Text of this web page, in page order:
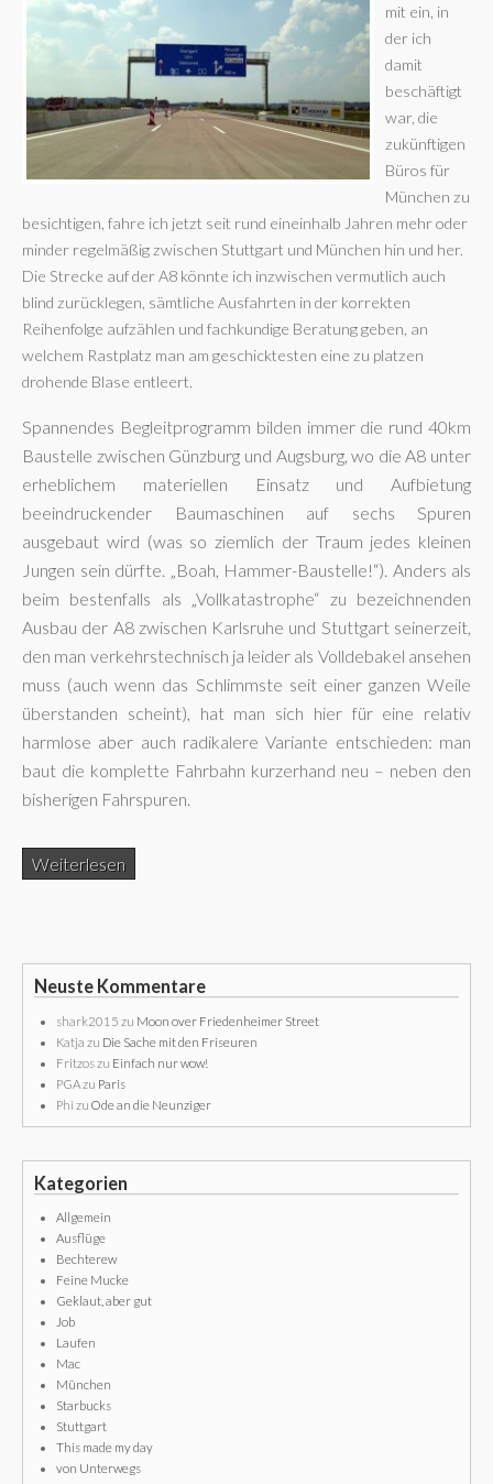
mit ein, in
der ich
damit
beschäftigt
war, die
zukünftigen
Büros für
München zu
besichtigen, fahre ich jetzt seit rund eineinhalb Jahren mehr oder
minder regelmäßig zwischen Stuttgart und München hin und her.
Die Strecke auf der A8 könnte ich inzwischen vermutlich auch
blind zurücklegen, sämtliche Ausfahrten in der korrekten
Reihenfolge aufzählen und fachkundige Beratung geben, an
welchem Rastplatz man am geschicktesten eine zu platzen
drohende Blase entleert.
Spannendes Begleitprogramm bilden immer die rund 40km
Baustelle zwischen Günzburg und Augsburg, wo die A8 unter
erheblichem materiellen Einsatz und Aufbietung
beeindruckender Baumaschinen auf sechs Spuren
ausgebaut wird (was so ziemlich der Traum jedes kleinen
Jungen sein dürfte. „Boah, Hammer-Baustelle!“). Anders als
beim bestenfalls als „Vollkatastrophe“ zu bezeichnenden
Ausbau der A8 zwischen Karlsruhe und Stuttgart seinerzeit,
den man verkehrstechnisch ja leider als Volldebakel ansehen
muss (auch wenn das Schlimmste seit einer ganzen Weile
überstanden scheint), hat man sich hier für eine relativ
harmlose aber auch radikalere Variante entschieden: man
baut die komplette Fahrbahn kurzerhand neu – neben den
bisherigen Fahrspuren.
Weiterlesen
Neuste Kommentare
shark2015 zu Moon over Friedenheimer Street
Katja zu Die Sache mit den Friseuren
Fritzoszu Einfach nur wow!
PGAzu Paris
Phi zu Ode an die Neunziger
Kategorien
Allgemein
Ausflüge
Bechterew
Feine Mucke
Geklaut, aber gut
Job
Laufen
Mac
München
Starbucks
Stuttgart
This made my day
von Unterwegs